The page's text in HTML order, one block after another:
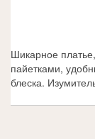
Шикарное
пайетками,
блеска.